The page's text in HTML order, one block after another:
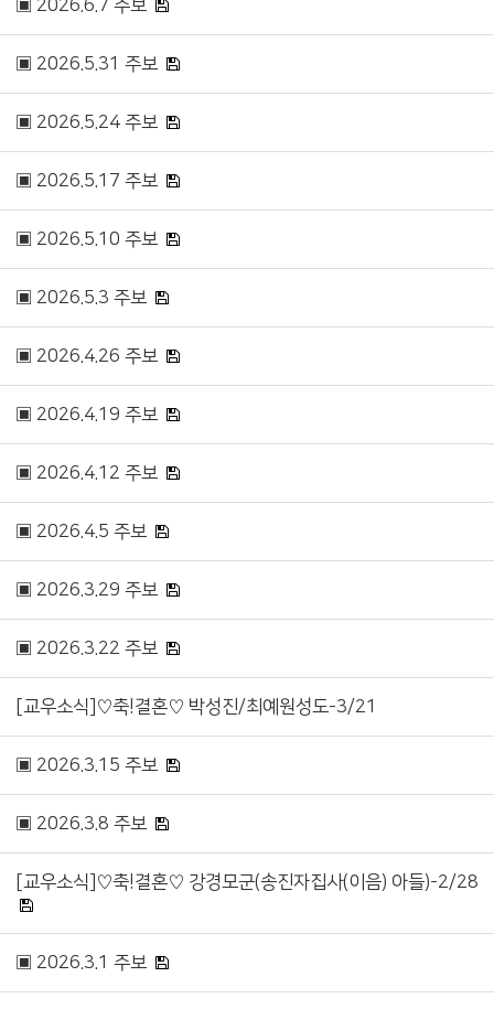
▣ 2026.6.7 주보
▣ 2026.5.31 주보
▣ 2026.5.24 주보
▣ 2026.5.17 주보
▣ 2026.5.10 주보
▣ 2026.5.3 주보
▣ 2026.4.26 주보
▣ 2026.4.19 주보
▣ 2026.4.12 주보
▣ 2026.4.5 주보
▣ 2026.3.29 주보
▣ 2026.3.22 주보
[교우소식]♡축!결혼♡ 박성진/최예원성도-3/21
▣ 2026.3.15 주보
▣ 2026.3.8 주보
[교우소식]♡축!결혼♡ 강경모군(송진자집사(이음) 아들)-2/28
▣ 2026.3.1 주보